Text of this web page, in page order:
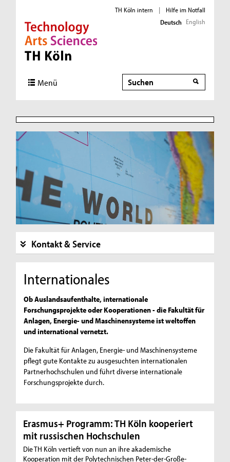
Direkt zur Hauptnavigation
Direkt zur Subnavigation
Direkt zum Inhalt
Direkt zum Fußbereich
TH Köln intern |
Hilfe im Notfall
Deutsch English
Menü Suche
Suche
Kontakt & Service
Internationales
Ob Auslandsaufenthalte, internationale
Forschungsprojekte oder Kooperationen - die Fakultät für
Anlagen, Energie- und Maschinensysteme ist weltoffen
und international vernetzt.
Die Fakultät für Anlagen, Energie- und Maschinensysteme
pflegt gute Kontakte zu ausgesuchten internationalen
Partnerhochschulen und führt diverse internationale
Forschungsprojekte durch.
Erasmus+ Programm: TH Köln kooperiert
mit russischen Hochschulen
Die TH Köln vertieft von nun an ihre akademische
Kooperation mit der Polytechnischen Peter-der-Große-